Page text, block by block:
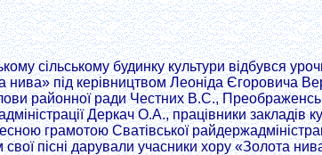
сільському будинку культури відбувся
нива» під керівництвом Леоніда Єгоровича
районної ради Честних В.С.,
Деркач О.А., працівники закладів
грамотою Сватівської
свої пісні дарували учасники хору «Золота